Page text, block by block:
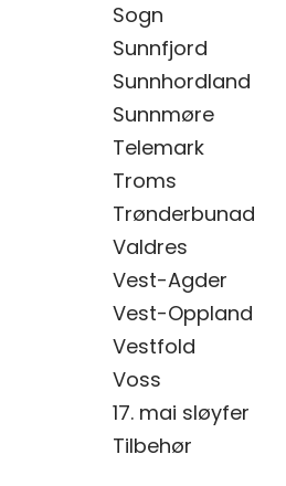
Sogn
Sunnfjord
Sunnhordland
Sunnmøre
Telemark
Troms
Trønderbunad
Valdres
Vest-Agder
Vest-Oppland
Vestfold
Voss
17. mai sløyfer
Tilbehør